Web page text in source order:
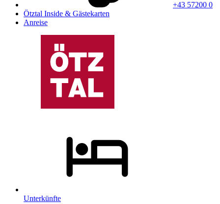
+43 57200 0
Ötztal Inside & Gästekarten
Anreise
Unterkünfte